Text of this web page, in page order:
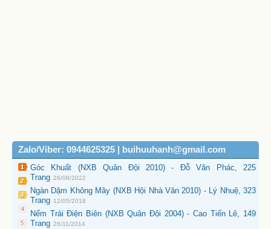
Zalo/Viber: 0944625325 | buihuuhanh@gmail.com
Góc Khuất (NXB Quân Đội 2010) - Đỗ Văn Phác, 225
Trang 26/08/2022
Ngàn Dặm Không Mây (NXB Hội Nhà Văn 2010) - Lý Nhuệ, 323
Trang 12/05/2018
Nếm Trải Điện Biên (NXB Quân Đội 2004) - Cao Tiến Lê, 149
Trang 26/11/2014